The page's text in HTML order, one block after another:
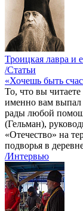
Троицкая лавра и
/Статьи
«Хочешь быть
То, что вы
именно вам
рады любой
(Гельман),
«Отечество» на
подворья в
/Интервью